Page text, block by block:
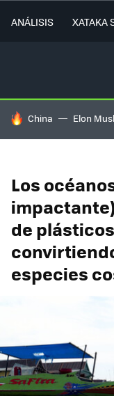
ANÁLISIS XATAKA
HOY SE HABLA DE
China Elon
Los
de
especies